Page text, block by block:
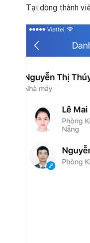
Tại dòng thành